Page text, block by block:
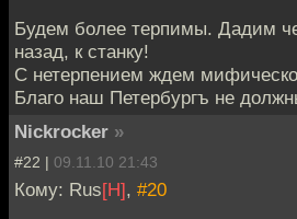
Будем более терпимы. Дадим
назад, к станку!
С нетерпением ждем
Благо наш Петербургъ не
Nickrocker »
#22 | 09.11.10 21:43
Кому: Rus[H], #20